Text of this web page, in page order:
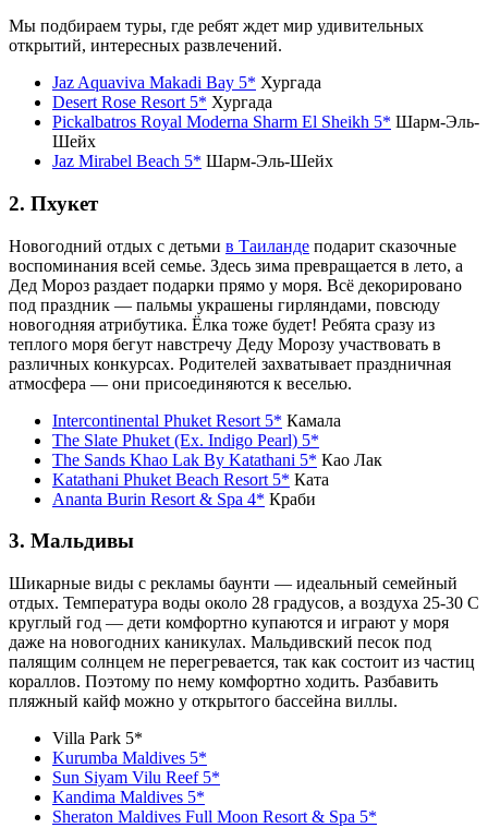
Мы подбираем туры, где ребят ждет мир удивительных
открытий, интересных развлечений.
Jaz Aquaviva Makadi Bay 5* Хургада
Desert Rose Resort 5* Хургада
Pickalbatros Royal Moderna Sharm El Sheikh 5* Шарм-Эль-
Шейх
Jaz Mirabel Beach 5* Шарм-Эль-Шейх
2. Пхукет
Новогодний отдых с детьми в Таиланде подарит сказочные
воспоминания всей семье. Здесь зима превращается в лето, а
Дед Мороз раздает подарки прямо у моря. Всё декорировано
под праздник — пальмы украшены гирляндами, повсюду
новогодняя атрибутика. Ёлка тоже будет! Ребята сразу из
теплого моря бегут навстречу Деду Морозу участвовать в
различных конкурсах. Родителей захватывает праздничная
атмосфера — они присоединяются к веселью.
Intercontinental Phuket Resort 5* Камала
The Slate Phuket (Ex. Indigo Pearl) 5*
The Sands Khao Lak By Katathani 5* Као Лак
Katathani Phuket Beach Resort 5* Ката
Ananta Burin Resort & Spa 4* Краби
3. Мальдивы
Шикарные виды с рекламы баунти — идеальный семейный
отдых. Температура воды около 28 градусов, а воздуха 25-30 С
круглый год — дети комфортно купаются и играют у моря
даже на новогодних каникулах. Мальдивский песок под
палящим солнцем не перегревается, так как состоит из частиц
кораллов. Поэтому по нему комфортно ходить. Разбавить
пляжный кайф можно у открытого бассейна виллы.
Villa Park 5*
Kurumba Maldives 5*
Sun Siyam Vilu Reef 5*
Kandima Maldives 5*
Sheraton Maldives Full Moon Resort & Spa 5*